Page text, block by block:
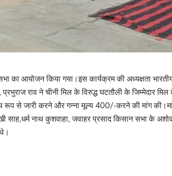
का आयोजन किया गया।इस कार्यक्रम की अध्यक्षता
राव ने चीनी मिल के विरुद्ध घटतौली के जिम्मेदार
रूप से जारी करने और गन्ना मूल्य 400/-करने की मांग
साह,धर्म नाथ कुशवाहा, जवाहर प्रसाद किसान सभा के